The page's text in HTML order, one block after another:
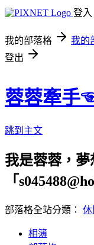
登入
我的部落格 我的
登出
蓉蓉牽手
跳到主文
我是蓉蓉，
「
部落格全站分類： 休
相簿